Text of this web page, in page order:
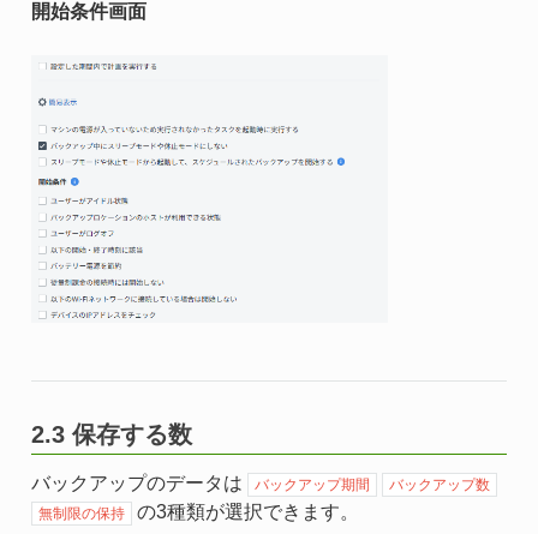
開始条件画面
2.3 保存する数
バックアップのデータは バックアップ期間
バックアップ数
無制限の保持
の3種類が選択できます。